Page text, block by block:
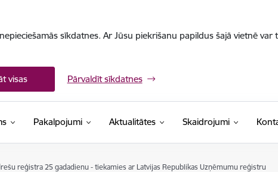
sīkdatnes. Ar Jūsu piekrišanu papildus šajā vietnē
visas Pārvaldīt sīkdatnes
Pakalpojumi Aktualitātes Skaidrojumi
reģistra 25 gadadienu - tiekamies ar Latvijas Republikas Uzņēmumu reģistru